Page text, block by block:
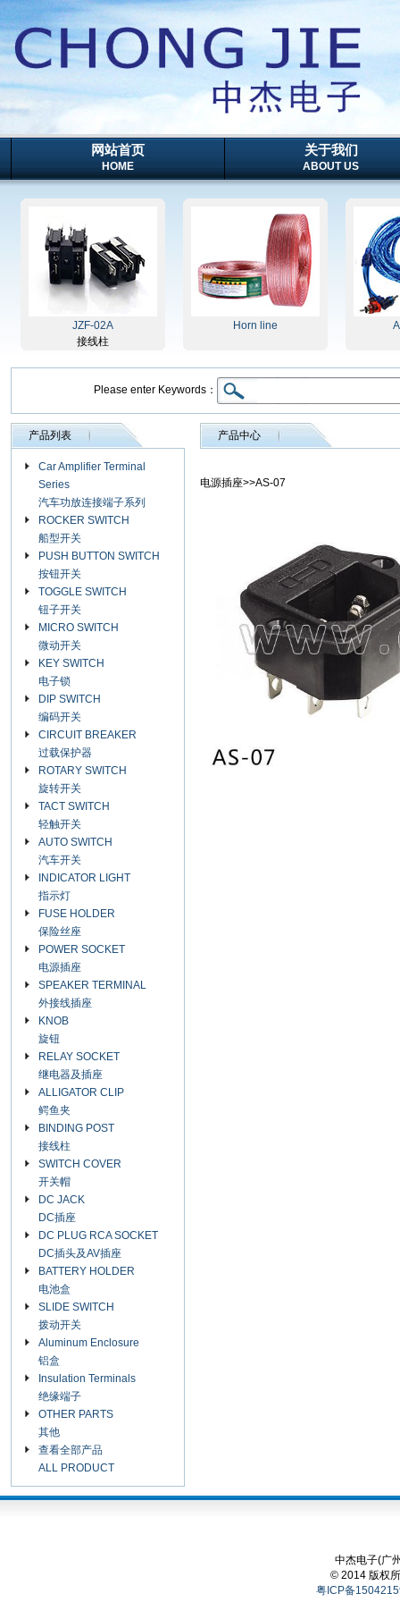
网站首页
HOME
关于我们
ABOUT US
JZF-02A
接线柱
Horn line
Please enter Keywords：
产品列表
Car Amplifier Terminal
Series
汽车功放连接端子系列
ROCKER SWITCH
船型开关
PUSH BUTTON SWITCH
按钮开关
TOGGLE SWITCH
钮子开关
MICRO SWITCH
微动开关
KEY SWITCH
电子锁
DIP SWITCH
编码开关
CIRCUIT BREAKER
过载保护器
ROTARY SWITCH
旋转开关
TACT SWITCH
轻触开关
AUTO SWITCH
汽车开关
INDICATOR LIGHT
指示灯
FUSE HOLDER
保险丝座
POWER SOCKET
电源插座
SPEAKER TERMINAL
外接线插座
KNOB
旋钮
RELAY SOCKET
继电器及插座
ALLIGATOR CLIP
鳄鱼夹
BINDING POST
接线柱
SWITCH COVER
开关帽
DC JACK
DC插座
DC PLUG RCA SOCKET
DC插头及AV插座
BATTERY HOLDER
电池盒
SLIDE SWITCH
拨动开关
Aluminum Enclosure
铝盒
Insulation Terminals
绝缘端子
OTHER PARTS
其他
查看全部产品
ALL PRODUCT
产品中心
电源插座>>AS-07
中杰电子(广
© 2014 版权
粤ICP备